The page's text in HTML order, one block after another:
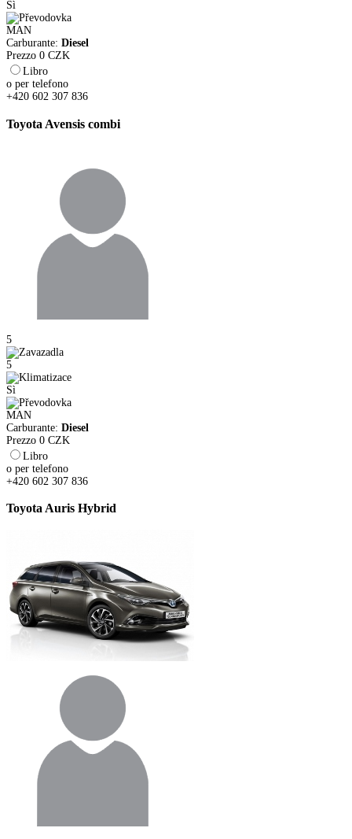
Sì
MAN
Carburante: Diesel
Prezzo 0 CZK
Libro
o per telefono
+420 602 307 836
Toyota Avensis combi
5
5
Sì
MAN
Carburante: Diesel
Prezzo 0 CZK
Libro
o per telefono
+420 602 307 836
Toyota Auris Hybrid